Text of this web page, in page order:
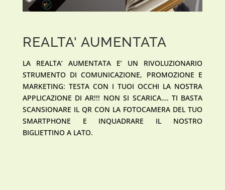
REALTA' AUMENTATA
LA REALTA’ AUMENTATA E’ UN RIVOLUZIONARIO
STRUMENTO DI COMUNICAZIONE, PROMOZIONE E
MARKETING: TESTA CON I TUOI OCCHI LA NOSTRA
APPLICAZIONE DI AR!!! NON SI SCARICA…. TI BASTA
SCANSIONARE IL QR CON LA FOTOCAMERA DEL TUO
SMARTPHONE E INQUADRARE IL NOSTRO
BIGLIETTINO A LATO.